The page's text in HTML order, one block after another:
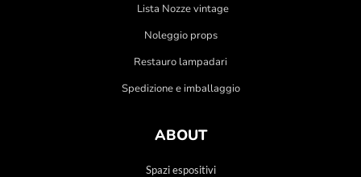
Lista Nozze vintage
Noleggio props
Restauro lampadari
Spedizione e imballaggio
ABOUT
Spazi espositivi